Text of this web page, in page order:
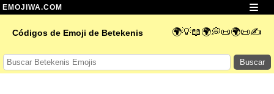
EMOJIWA.COM
Códigos de Emoji de Betekenis 🌍💡📖🌍💭📜🌍📜✍️
Buscar